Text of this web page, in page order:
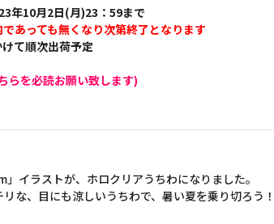
年10月2日(月)23：59まで
あっても無くなり次第終了となります
て順次出荷予定
らを必読お願い致します)
イラストが、ホロクリアうちわになりました。
な、目にも涼しいうちわで、暑い夏を乗り切ろう！